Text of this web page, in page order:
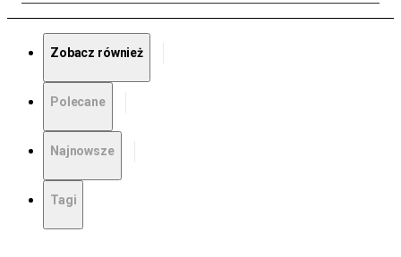
Zobacz również
Polecane
Najnowsze
Tagi